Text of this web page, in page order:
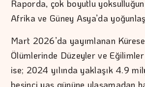
Raporda, çok boyutlu
Afrika ve Güney Asya’da
Mart 2026’da yayımlanan
Ölümlerinde Düzeyler ve
ise; 2024 yılında yaklaşık 4.9